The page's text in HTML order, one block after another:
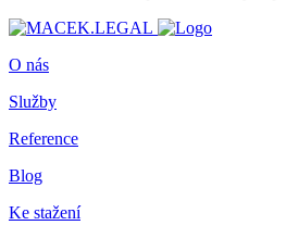
O nás
Služby
Reference
Blog
Ke stažení